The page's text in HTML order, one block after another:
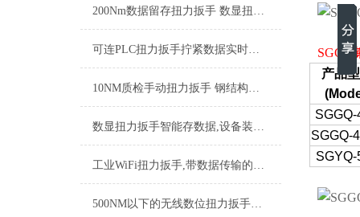
200Nm数据留存扭力扳手 数显扭力扳手检测数据直接导出SGTST
可连PLC扭力扳手拧紧数据实时上传,直连PLC智能扭力扳手厂家
10NM质检手动扭力扳手 钢结构紧固力矩扳手 工业手动扭矩测量工具厂家
数显扭力扳手智能存数据,设备装配精密数字式智能力矩扳手厂家
工业WiFi扭力扳手,带数据传输的WiFi扭力扳手,数据款扭力扳手品牌
500NM以下的无线数位扭力扳手数据实时上传 车间质检用的无线扭力扳手品牌
SGGQ
产品
SGGQ-
SGYQ-